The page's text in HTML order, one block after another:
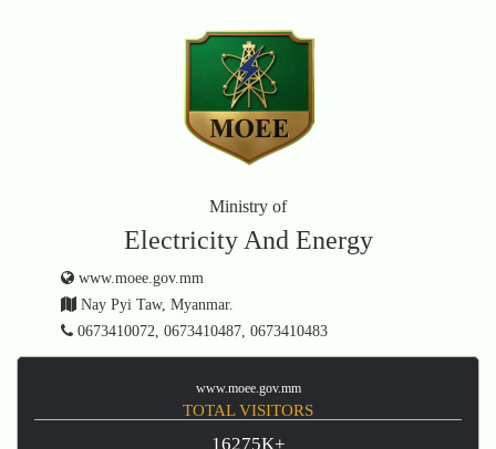
Ministry of
Electricity And Energy
www.moee.gov.mm
Nay Pyi Taw, Myanmar.
0673410072, 0673410487, 0673410483
www.moee.gov.mm
TOTAL VISITORS
16275K+